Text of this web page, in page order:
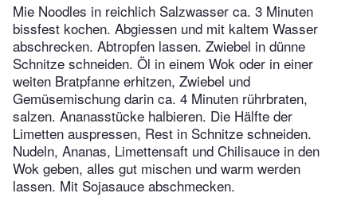
Mie Noodles in reichlich Salzwasser ca. 3 Minuten
bissfest kochen. Abgiessen und mit kaltem Wasser
abschrecken. Abtropfen lassen. Zwiebel in dünne
Schnitze schneiden. Öl in einem Wok oder in einer
weiten Bratpfanne erhitzen, Zwiebel und
Gemüsemischung darin ca. 4 Minuten rührbraten,
salzen. Ananasstücke halbieren. Die Hälfte der
Limetten auspressen, Rest in Schnitze schneiden.
Nudeln, Ananas, Limettensaft und Chilisauce in den
Wok geben, alles gut mischen und warm werden
lassen. Mit Sojasauce abschmecken.